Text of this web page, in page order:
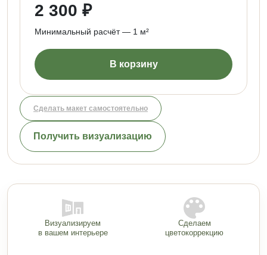
2 300 ₽
Минимальный расчёт — 1 м²
В корзину
Сделать макет самостоятельно
Получить визуализацию
Визуализируем
в вашем интерьере
Сделаем
цветокоррекцию